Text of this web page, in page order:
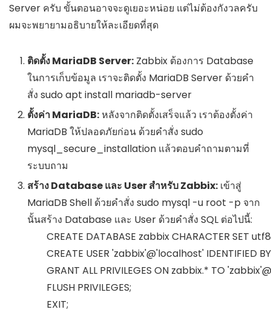
Server ครับ ขั้นตอนอาจจะดูเยอะหน่อย แต่ไม่ต้องกังวลครับ
ผมจะพยายามอธิบายให้ละเอียดที่สุด
ติดตั้ง MariaDB Server: Zabbix ต้องการ Database
ในการเก็บข้อมูล เราจะติดตั้ง MariaDB Server ด้วยคำ
สั่ง sudo apt install mariadb-server
ตั้งค่า MariaDB:หลังจากติดตั้งเสร็จแล้ว เราต้องตั้งค่า
MariaDB ให้ปลอดภัยก่อน ด้วยคำสั่ง sudo
mysql_secure_installation แล้วตอบคำถามตามที่
ระบบถาม
สร้าง Database และ User สำหรับ Zabbix: เข้าสู่
MariaDB Shell ด้วยคำสั่ง sudo mysql -u root -p จาก
นั้นสร้าง Database และ User ด้วยคำสั่ง SQL ต่อไปนี้:
CREATE DATABASE zabbix CHARACTER SET
CREATE USER 'zabbix'@'localhost' IDENTIFIED
GRANT ALL PRIVILEGES ON zabbix.* TO
        FLUSH PRIVILEGES;
        EXIT;